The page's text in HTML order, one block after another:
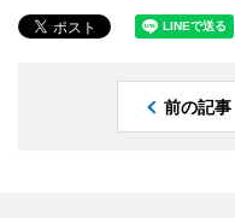
前の記事